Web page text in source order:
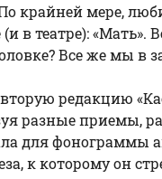
крайней мере,
театре): «Мать».
Все же мы в
редакцию
разные приемы,
для фонограммы
к которому он